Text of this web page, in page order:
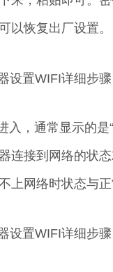
以恢复出厂设置。
入，通常显示的是
连接到网络的状
上网络时状态与正